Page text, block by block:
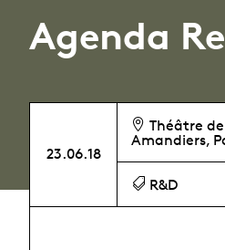
Agenda
23.06.18
Théâtre
Amandiers,
R&D